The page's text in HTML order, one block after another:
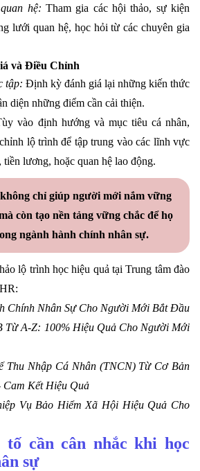
hệ: Tham gia các hội thảo, sự kiện
lưới quan hệ, học hỏi từ các chuyên gia
và Điều Chỉnh
tập: Định kỳ đánh giá lại những kiến thức
diện những điểm cần cải thiện.
vào định hướng và mục tiêu cá nhân,
lộ trình để tập trung vào các lĩnh vực
lương, hoặc quan hệ lao động.
chỉ giúp người mới nắm vững
còn tạo nền tảng vững chắc để họ
ngành hành chính nhân sự.
lộ trình học hiệu quả tại Trung tâm đào
Chính Nhân Sự Cho Người Mới Bắt Đầu
Từ A-Z: 100% Hiệu Quả Cho Người Mới
Thu Nhập Cá Nhân (TNCN) Từ Cơ Bản
Cam Kết Hiệu Quả
Vụ Bảo Hiểm Xã Hội Hiệu Quả Cho
tố cần cân nhắc khi học
sự